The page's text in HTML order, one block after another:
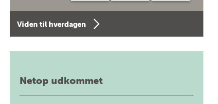
Viden til hverdagen
Netop udkommet